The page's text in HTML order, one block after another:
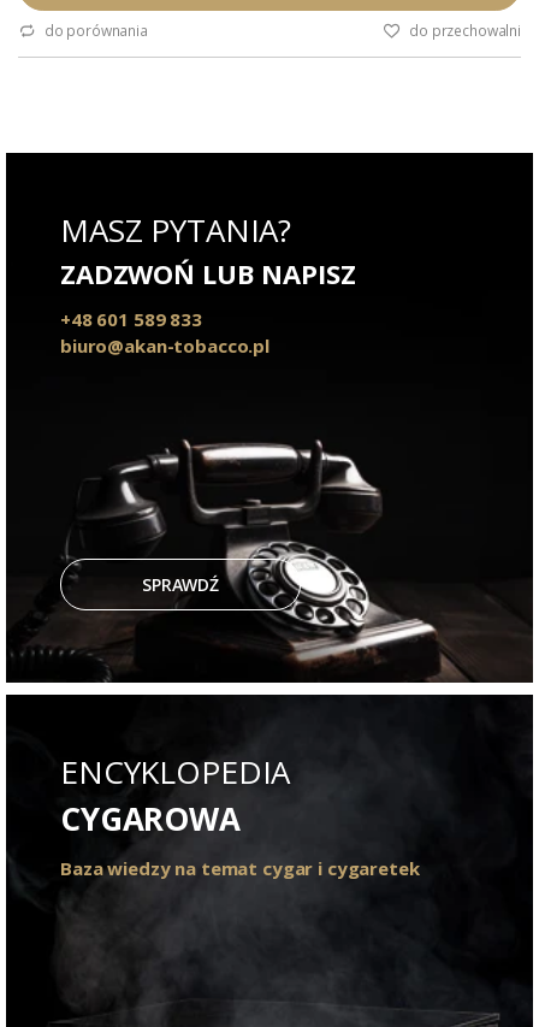
do porównania do przechowalni
MASZ PYTANIA?
ZADZWOŃ LUB NAPISZ
+48 601 589 833
biuro@akan-tobacco.pl
SPRAWDŹ
ENCYKLOPEDIA
CYGAROWA
Baza wiedzy na temat cygar i cygaretek